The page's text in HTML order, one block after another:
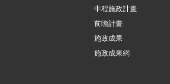
中程施政計畫
前瞻計畫
施政成果
施政成果網